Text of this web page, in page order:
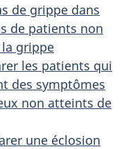
de grippe dans
de patients non
grippe
les patients qui
des symptômes
non atteints de
une éclosion